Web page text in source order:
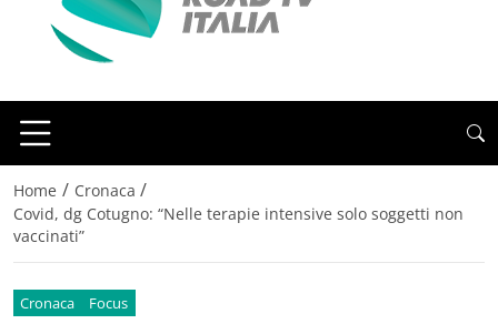
Home / Cronaca /
Covid, dg Cotugno: “Nelle terapie intensive solo soggetti non
vaccinati”
Cronaca Focus